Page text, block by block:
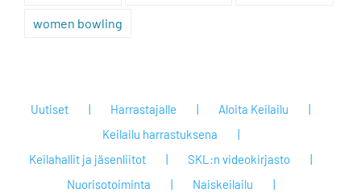
women bowling
Uutiset Harrastajalle
Aloita Keilailu
Keilailu harrastuksena
Keilahallit ja jäsenliitot
SKL:n videokirjasto
Nuorisotoiminta
Naiskeilailu